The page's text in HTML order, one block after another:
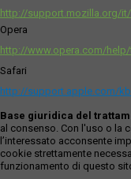
http://support.mozilla.org/
Opera
http://www.opera.com/
Safari
http://support.apple.com/
Base giuridica del
al consenso. Con l'uso o la
l’interessato acconsente
cookie strettamente
funzionamento di questo